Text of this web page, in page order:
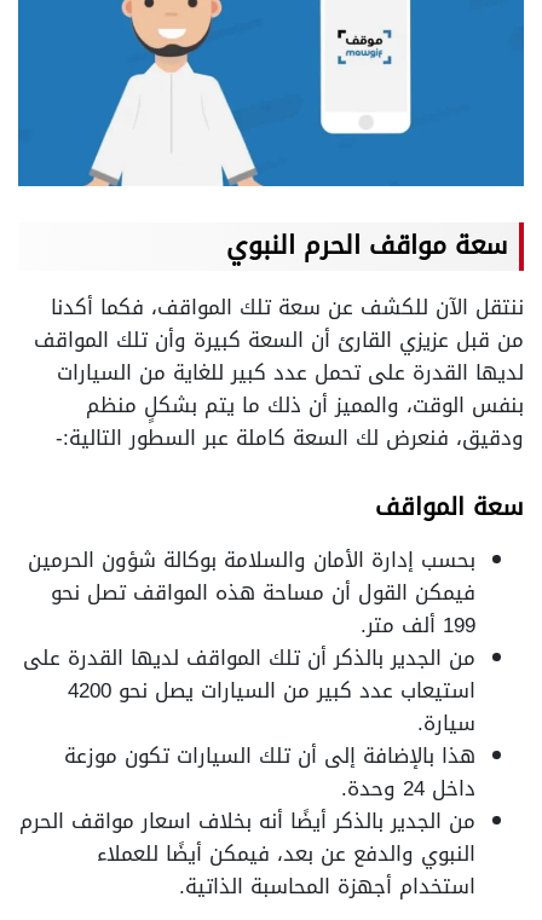
سعة مواقف الحرم النبوي
ننتقل الآن للكشف عن سعة تلك المواقف، فكما أكدنا
من قبل عزيزي القارئ أن السعة كبيرة وأن تلك المواقف
لديها القدرة على تحمل عدد كبير للغاية من السيارات
بنفس الوقت، والمميز أن ذلك ما يتم بشكلٍ منظم
ودقيق، فنعرض لك السعة كاملة عبر السطور التالية:-
سعة المواقف
بحسب إدارة الأمان والسلامة بوكالة شؤون الحرمين
فيمكن القول أن مساحة هذه المواقف تصل نحو
199 ألف متر.
من الجدير بالذكر أن تلك المواقف لديها القدرة على
استيعاب عدد كبير من السيارات يصل نحو 4200
سيارة.
هذا بالإضافة إلى أن تلك السيارات تكون موزعة
داخل 24 وحدة.
من الجدير بالذكر أيضًا أنه بخلاف اسعار مواقف الحرم
النبوي والدفع عن بعد، فيمكن أيضًا للعملاء
استخدام أجهزة المحاسبة الذاتية.